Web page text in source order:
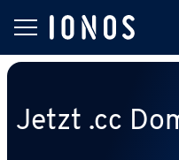
Jetzt .cc